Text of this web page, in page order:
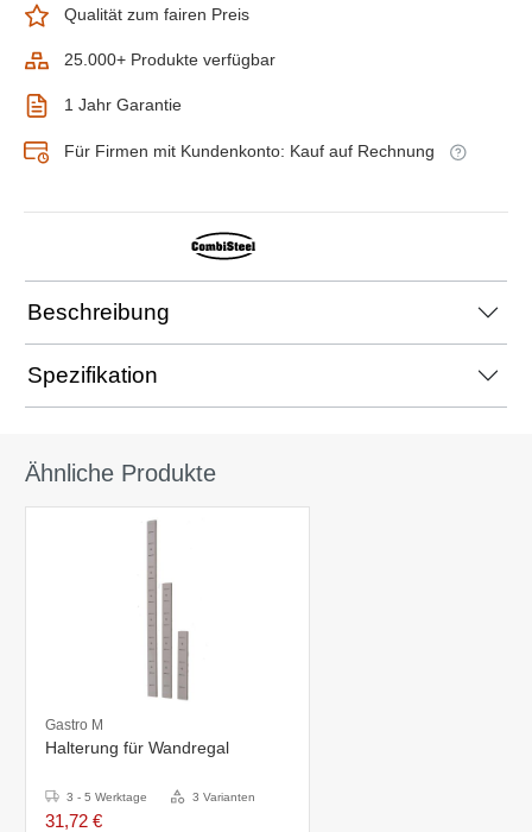
Qualität zum fairen Preis
25.000+ Produkte verfügbar
1 Jahr Garantie
Für Firmen mit Kundenkonto: Kauf auf Rechnung
Beschreibung
Spezifikation
Ähnliche Produkte
Gastro M
Halterung für Wandregal
3 - 5 Werktage 3 Varianten
31,72 €